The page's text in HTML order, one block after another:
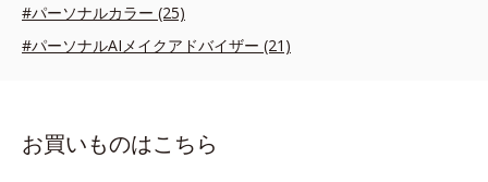
#パーソナルカラー (25)
#パーソナルAIメイクアドバイザー (21)
お買いものはこちら